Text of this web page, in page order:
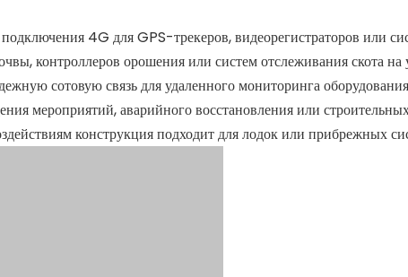
4G для GPS-трекеров, видеорегистраторов или
контроллеров орошения или систем отслеживания скота
сотовую связь для удаленного мониторинга
мероприятий, аварийного восстановления или
конструкция подходит для лодок или прибрежных